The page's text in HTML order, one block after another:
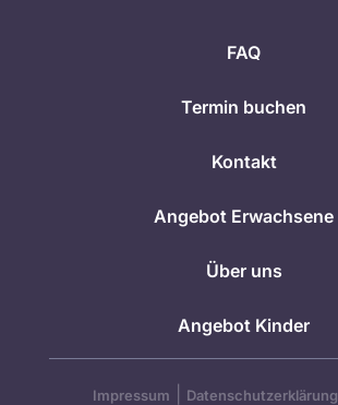
FAQ
Termin buchen
Kontakt
Angebot Erwachsene
Über uns
Angebot Kinder
Impressum Datenschutzerklärung